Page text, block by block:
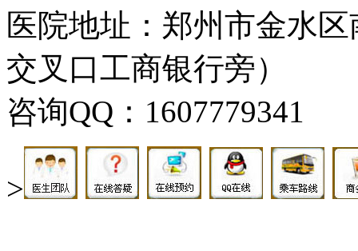
医院地址：郑州市金水
交叉口工商银行旁）
咨询QQ：1607779341
>